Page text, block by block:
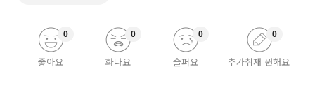
좋아요
0
화나요
0
슬퍼요
0
추가취재 원해요
0